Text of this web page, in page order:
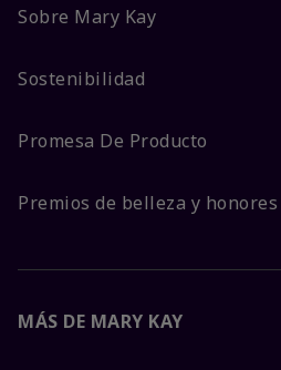
Sobre Mary Kay
Sostenibilidad
Promesa De Producto
Premios de belleza y honores
MÁS DE MARY KAY